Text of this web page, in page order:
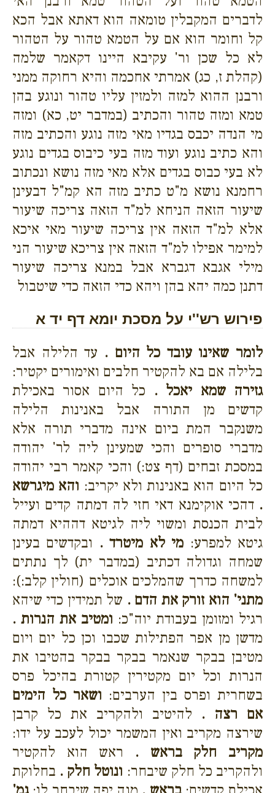
לדברים המקבלין טומאה הוא דאתא אבל הכא
קל וחומר הוא אם על הטמא טהור על הטהור
לא כל שכן ור' עקיבא היינו דקאמר שלמה
(קהלת ז, כג) אמרתי אחכמה והיא רחוקה ממני
ורבנן ההוא למזה ולמזין עליו טהור ונוגע בהן
טמא ומזה טהור והכתיב (במדבר יט, כא) ומזה
מי הנדה יכבס בגדיו מאי מזה נוגע והכתיב מזה
והא כתיב נוגע ועוד מזה בעי כיבוס בגדים נוגע
לא בעי כבוס בגדים אלא מאי מזה נושא ונכתוב
רחמנא נושא מ"ט כתיב מזה הא קמ"ל דבעינן
שיעור הזאה הניחא למ"ד הזאה צריכה שיעור
אלא למ"ד הזאה אין צריכה שיעור מאי איכא
למימר אפילו למ"ד הזאה אין צריכא שיעור הני
מילי אגבא דגברא אבל במנא צריכה שיעור
דתנן כמה יהא בהן ויהא כדי הזאה כדי שיטבול
פירוש רש''י על מסכת יומא דף יד א
לומר שאינו עובד כל היום . עד הלילה אבל
בלילה אם בא להקטיר חלבים ואימורים יקטיר:
גזירה שמא יאכל . כל היום אסור באכילת
קדשים מן התורה אבל באנינות הלילה
משנקבר המת ביום אינה מדברי תורה אלא
מדברי סופרים והכי שמעינן ליה לר' יהודה
במסכת זבחים (דף צט:) והכי קאמר רבי יהודה
כל היום הוא באנינות ולא יקריב: והא מיגרשא
. דהכי אוקימנא דאי חזי לה דמתה קדים ועייל
לבית הכנסת ומשוי ליה לגיטא דההיא דמתה
גיטא למפרע: מי לא מיטרד . ובקדשים בעינן
שמחה וגדולה דכתיב (במדבר ית) לך נתתים
למשחה כדרך שהמלכים אוכלים (חולין קלב:):
מתני' הוא זורק את הדם . של תמידין כדי שיהא
רגיל ומזומן בעבודת יוה"כ: ומטיב את הנרות .
מדשן מן אפר הפתילות שכבו וכן כל יום ויום
מטיבן בבקר שנאמר בבקר בבקר בהטיבו את
הנרות וכל יום מקטירין קטורת בהיכל פרס
בשחרית ופרס בין הערבים: ושאר כל הימים
אם רצה . להיטיב ולהקריב את כל קרבן
שירצה מקריב ואין המשמר יכול לעכב על ידו:
מקריב חלק בראש . ראש הוא להקטיר
ולהקריב כל חלק שיבחר: ונוטל חלק . בחלוקת